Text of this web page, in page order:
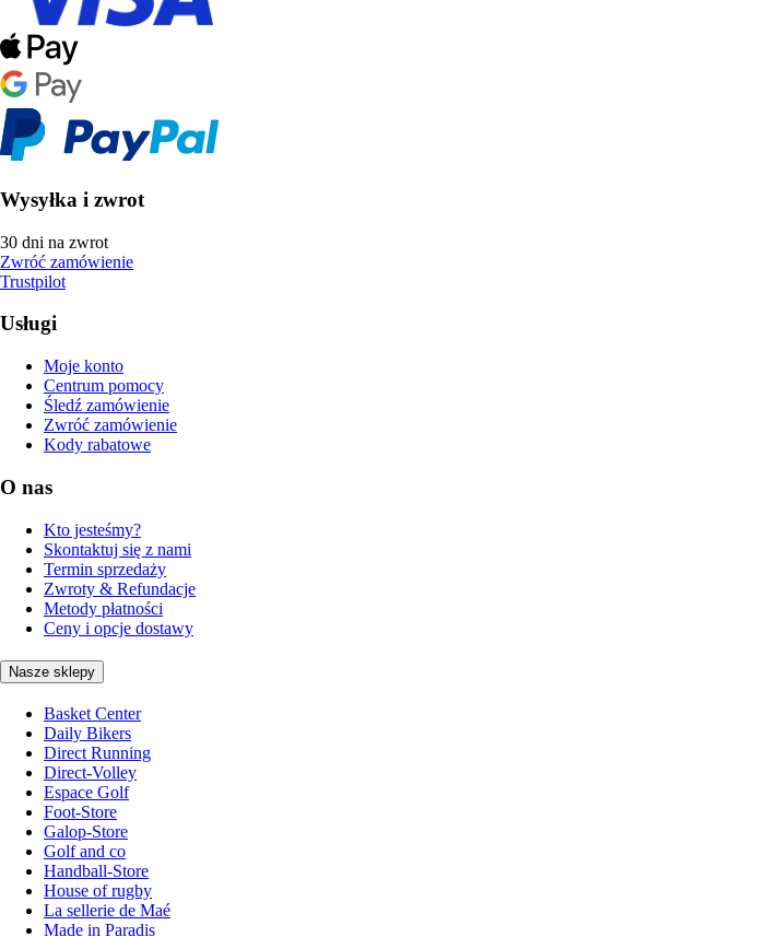
Wysyłka i zwrot
30 dni na zwrot
Zwróć zamówienie
Trustpilot
Usługi
Moje konto
Centrum pomocy
Śledź zamówienie
Zwróć zamówienie
Kody rabatowe
O nas
Kto jesteśmy?
Skontaktuj się z nami
Termin sprzedaży
Zwroty & Refundacje
Metody płatności
Ceny i opcje dostawy
Nasze sklepy
Basket Center
Daily Bikers
Direct Running
Direct-Volley
Espace Golf
Foot-Store
Galop-Store
Golf and co
Handball-Store
House of rugby
La sellerie de Maé
Made in Paradis